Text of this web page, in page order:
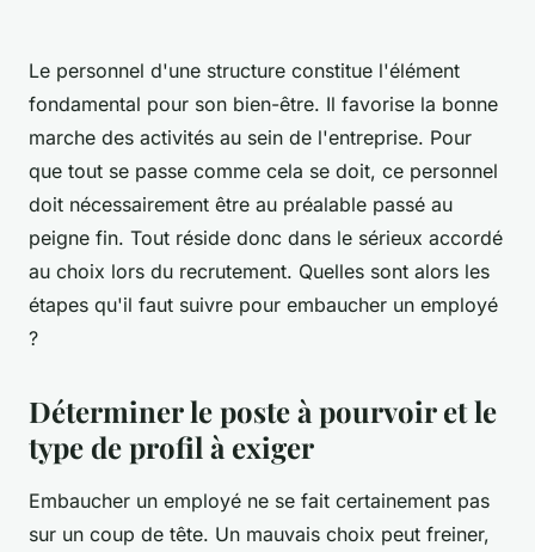
Le personnel d'une structure constitue l'élément
fondamental pour son bien-être. Il favorise la bonne
marche des activités au sein de l'entreprise. Pour
que tout se passe comme cela se doit, ce personnel
doit nécessairement être au préalable passé au
peigne fin. Tout réside donc dans le sérieux accordé
au choix lors du recrutement. Quelles sont alors les
étapes qu'il faut suivre pour embaucher un employé
?
Déterminer le poste à pourvoir et le
type de profil à exiger
Embaucher un employé ne se fait certainement pas
sur un coup de tête. Un mauvais choix peut freiner,